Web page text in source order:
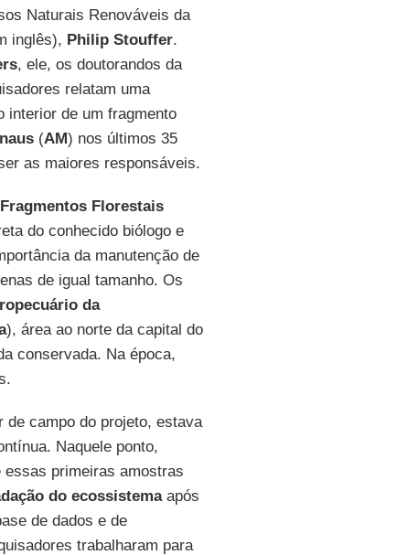
Naturais Renováveis da
inglês), Philip Stouffer.
, ele, os doutorandos da
relatam uma
interior de um fragmento
(AM) nos últimos 35
as maiores responsáveis.
Florestais
do conhecido biólogo e
da manutenção de
de igual tamanho. Os
da
), área ao norte da capital do
conservada. Na época,
de campo do projeto, estava
Naquele ponto,
essas primeiras amostras
do ecossistemaapós
de dados e de
trabalharam para